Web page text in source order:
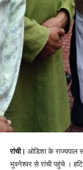
रांची। ओडिशा के राज्यपाल
भुवनेश्वर से रांची पहुंचे ।